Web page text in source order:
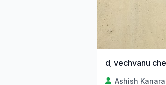
dj vechvanu che
Ashish Kanara